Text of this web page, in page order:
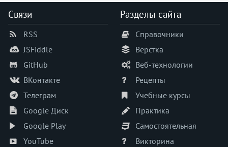
counter-reset
cursor
direction
display
flex
flex-basis
flex-direction
flex-flow
Связи
RSS
JSFiddle
GitHub
ВКонтакте
Телеграм
Google Диск
Google Play
YouTube
Разделы сайта
Справочники
Вёрстка
Веб-технологии
Рецепты
Учебные курсы
Практика
Самостоятельная
Викторина